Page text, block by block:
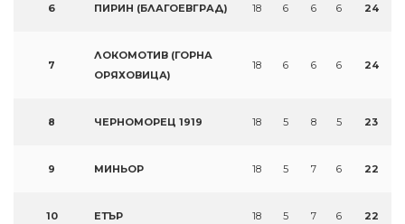
6 ПИРИН (БЛАГОЕВГРАД) 18 6 6 6 24
7
ЛОКОМОТИВ (ГОРНА
ОРЯХОВИЦА)
18 6 6 6 24
8 ЧЕРНОМОРЕЦ 1919 18 5 8 5 23
9 МИНЬОР 18 5 7 6 22
10 ЕТЪР 18 5 7 6 22